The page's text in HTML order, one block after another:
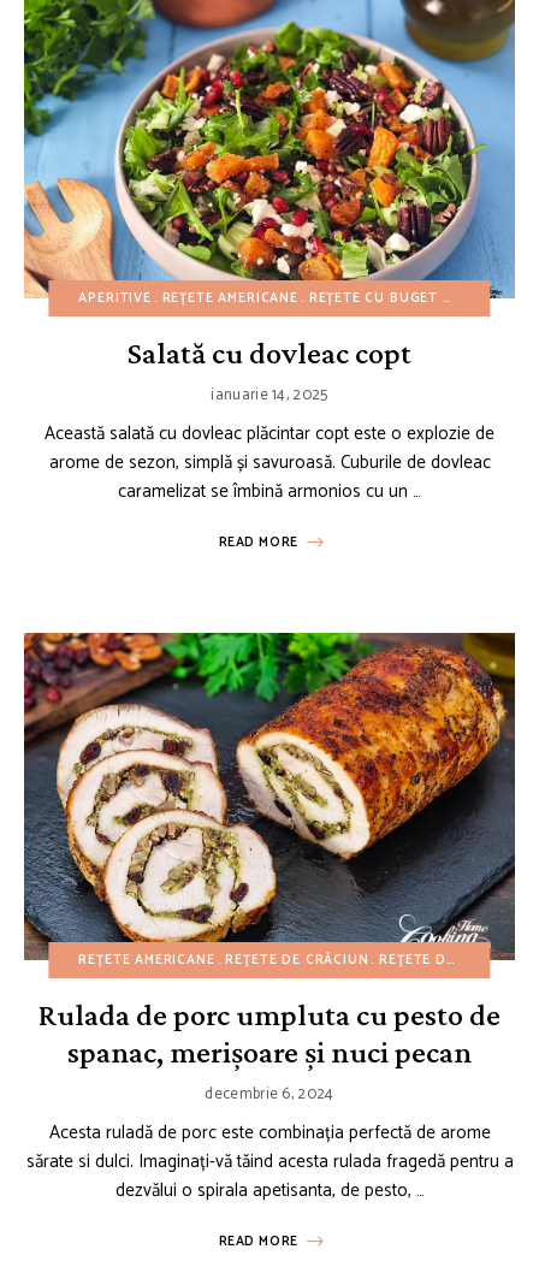
APERITIVE REȚETE AMERICANE REȚETE CU BUGET REDUS
Salată cu dovleac copt
ianuarie 14, 2025
Această salată cu dovleac plăcintar copt este o explozie de
arome de sezon, simplă și savuroasă. Cuburile de dovleac
caramelizat se îmbină armonios cu un …
READ MORE
REȚETE AMERICANE REȚETE DE CRĂCIUN REȚETE DE TOAMNĂ
Rulada de porc umpluta cu pesto de
spanac, merișoare și nuci pecan
decembrie 6, 2024
Acesta ruladă de porc este combinația perfectă de arome
sărate si dulci. Imaginați-vă tăind acesta rulada fragedă pentru a
dezvălui o spirala apetisanta, de pesto, …
READ MORE